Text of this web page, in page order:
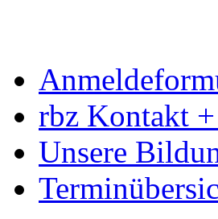
rbz Kontakt
Unsere